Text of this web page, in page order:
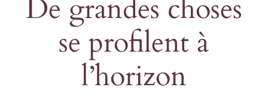
De grandes choses
se profilent à
l’horizon